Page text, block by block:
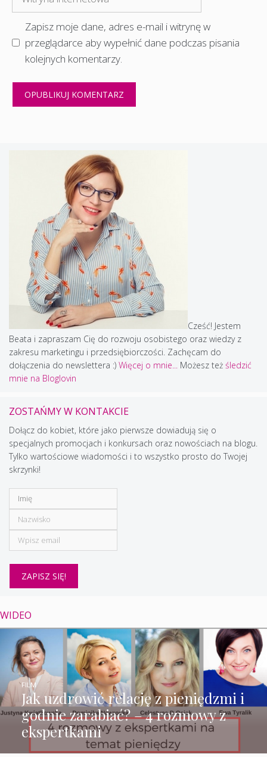
internetowa
Zapisz moje dane, adres e-mail i witrynę w
przeglądarce aby wypełnić dane podczas pisania
kolejnych komentarzy.
Cześć! Jestem
Beata i zapraszam Cię do rozwoju osobistego oraz wiedzy z
zakresu marketingu i przedsiębiorczości. Zachęcam do
dołączenia do newslettera :) Więcej o mnie... Możesz też śledzić
mnie na Bloglovin
ZOSTAŃMY W KONTAKCIE
Dołącz do kobiet, które jako pierwsze dowiadują się o
specjalnych promocjach i konkursach oraz nowościach na blogu.
Tylko wartościowe wiadomości i to wszystko prosto do Twojej
skrzynki!
WIDEO
Jak uzdrowić relację z pieniędzmi i
godnie zarabiać? – 4 rozmowy z
ekspertkami
FILM